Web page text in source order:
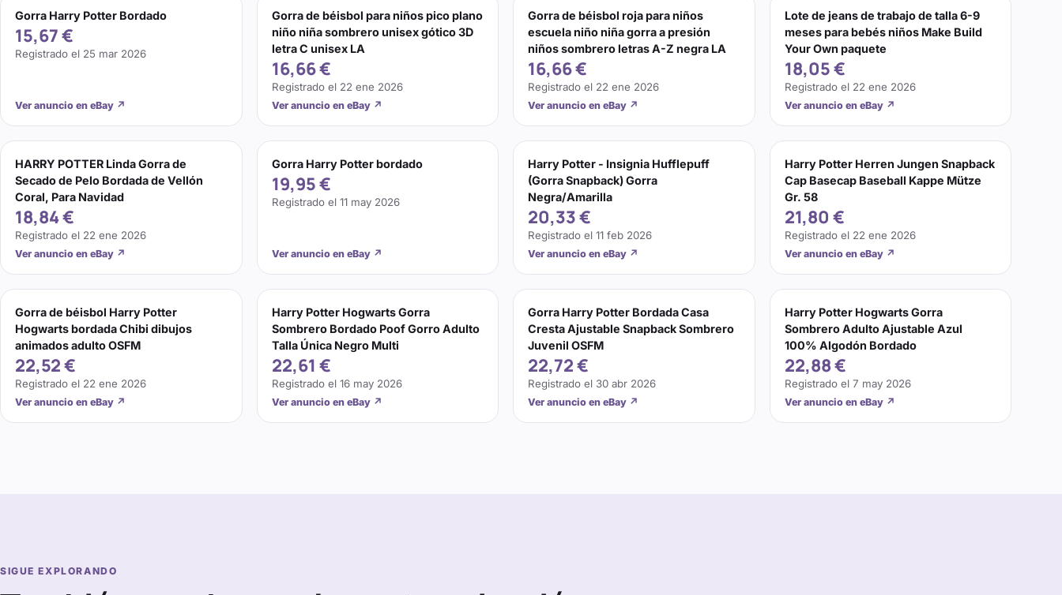
Gorra Harry Potter Bordado
15,67 €
Registrado el 25 mar 2026
Ver anuncio en eBay ↗
Gorra de béisbol para niños pico plano
niño niña sombrero unisex gótico 3D
letra C unisex LA
16,66 €
Registrado el 22 ene 2026
Ver anuncio en eBay ↗
Gorra de béisbol roja para niños
escuela niño niña gorra a presión
niños sombrero letras A-Z negra LA
16,66 €
Registrado el 22 ene 2026
Ver anuncio en eBay ↗
Lote de jeans de trabajo de talla 6-9
meses para bebés niños Make Build
Your Own paquete
18,05 €
Registrado el 22 ene 2026
Ver anuncio en eBay ↗
HARRY POTTER Linda Gorra de
Secado de Pelo Bordada de Vellón
Coral, Para Navidad
18,84 €
Registrado el 22 ene 2026
Ver anuncio en eBay ↗
Gorra Harry Potter bordado
19,95 €
Registrado el 11 may 2026
Ver anuncio en eBay ↗
Harry Potter - Insignia Hufflepuff
(Gorra Snapback) Gorra
Negra/Amarilla
20,33 €
Registrado el 11 feb 2026
Ver anuncio en eBay ↗
Harry Potter Herren Jungen Snapback
Cap Basecap Baseball Kappe Mütze
Gr. 58
21,80 €
Registrado el 22 ene 2026
Ver anuncio en eBay ↗
Gorra de béisbol Harry Potter
Hogwarts bordada Chibi dibujos
animados adulto OSFM
22,52 €
Registrado el 22 ene 2026
Ver anuncio en eBay ↗
Harry Potter Hogwarts Gorra
Sombrero Bordado Poof Gorro Adulto
Talla Única Negro Multi
22,61 €
Registrado el 16 may 2026
Ver anuncio en eBay ↗
Gorra Harry Potter Bordada Casa
Cresta Ajustable Snapback Sombrero
Juvenil OSFM
22,72 €
Registrado el 30 abr 2026
Ver anuncio en eBay ↗
Harry Potter Hogwarts Gorra
Sombrero Adulto Ajustable Azul
100% Algodón Bordado
22,88 €
Registrado el 7 may 2026
Ver anuncio en eBay ↗
SIGUE EXPLORANDO